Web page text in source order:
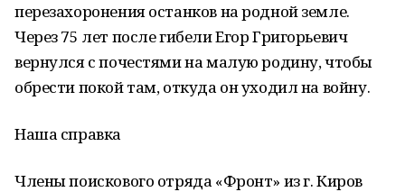
перезахоронения останков на родной земле.
Через 75 лет после гибели Егор Григорьевич
вернулся с почестями на малую родину, чтобы
обрести покой там, откуда он уходил на войну.
Наша справка
Члены поискового отряда «Фронт» из г. Киров